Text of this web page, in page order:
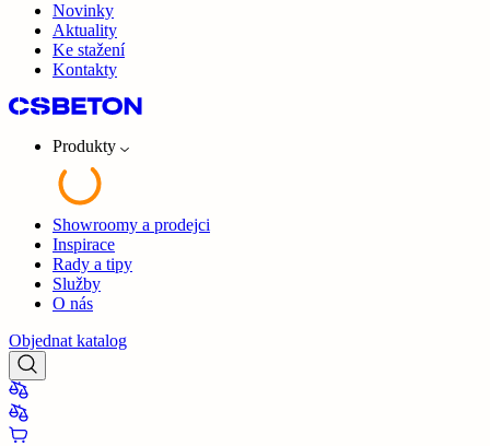
Novinky
Aktuality
Ke stažení
Kontakty
Produkty
Showroomy a prodejci
Inspirace
Rady a tipy
Služby
O nás
Objednat katalog